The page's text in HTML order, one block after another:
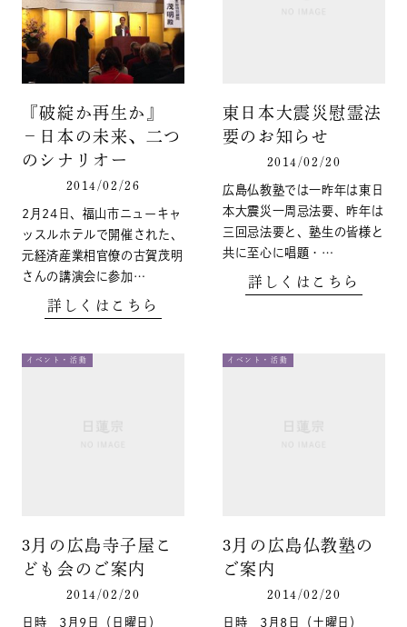
『破綻か再生か』
－日本の未来、二つ
のシナリオー
2014/02/26
2月24日、福山市ニューキャ
ッスルホテルで開催された、
元経済産業相官僚の古賀茂明
さんの講演会に参加…
詳しくはこちら
東日本大震災慰霊法
要のお知らせ
2014/02/20
広島仏教塾では一昨年は東日
本大震災一周忌法要、昨年は
三回忌法要と、塾生の皆様と
共に至心に唱題・…
詳しくはこちら
イベント・活動
3月の広島寺子屋こ
ども会のご案内
2014/02/20
日時 3月9日（日曜日）
イベント・活動
3月の広島仏教塾の
ご案内
2014/02/20
日時 3月8日（土曜日）